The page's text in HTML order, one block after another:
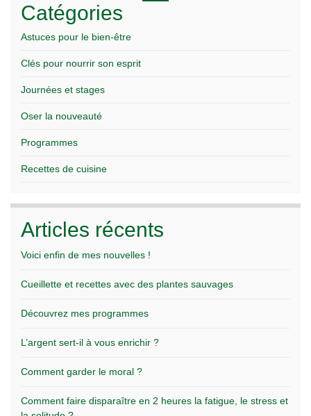
Catégories
Astuces pour le bien-être
Clés pour nourrir son esprit
Journées et stages
Oser la nouveauté
Programmes
Recettes de cuisine
Articles récents
Voici enfin de mes nouvelles !
Cueillette et recettes avec des plantes sauvages
Découvrez mes programmes
L’argent sert-il à vous enrichir ?
Comment garder le moral ?
Comment faire disparaître en 2 heures la fatigue, le stress et